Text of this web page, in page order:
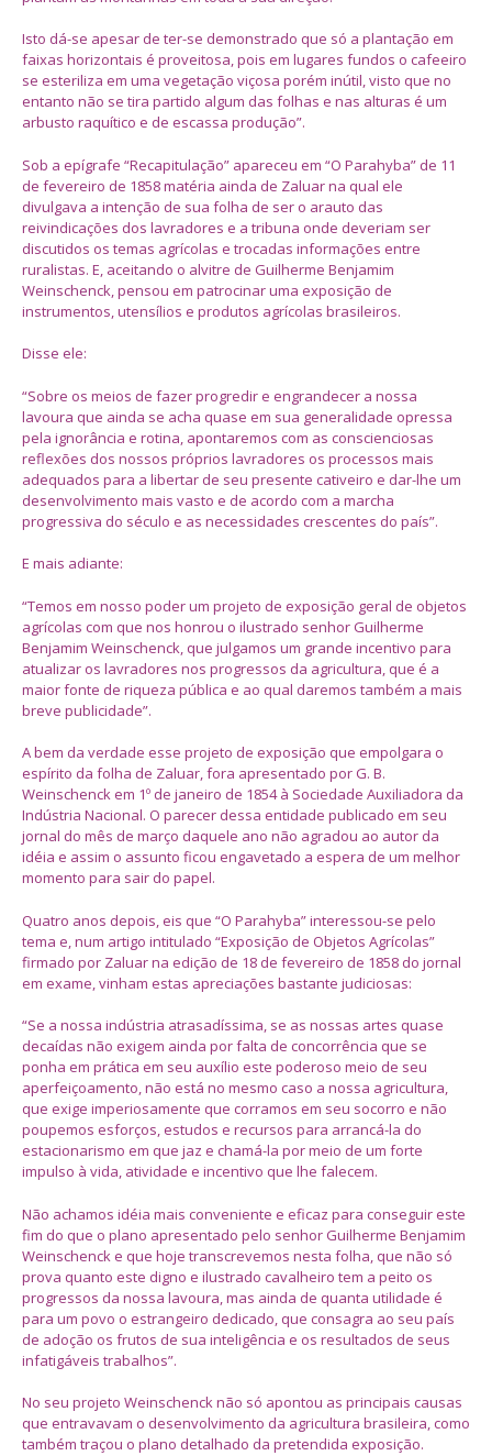
Isto dá-se apesar de ter-se demonstrado que só a plantação em
faixas horizontais é proveitosa, pois em lugares fundos o cafeeiro
se esteriliza em uma vegetação viçosa porém inútil, visto que no
entanto não se tira partido algum das folhas e nas alturas é um
arbusto raquítico e de escassa produção”.
Sob a epígrafe “Recapitulação” apareceu em “O Parahyba” de 11
de fevereiro de 1858 matéria ainda de Zaluar na qual ele
divulgava a intenção de sua folha de ser o arauto das
reivindicações dos lavradores e a tribuna onde deveriam ser
discutidos os temas agrícolas e trocadas informações entre
ruralistas. E, aceitando o alvitre de Guilherme Benjamim
Weinschenck, pensou em patrocinar uma exposição de
instrumentos, utensílios e produtos agrícolas brasileiros.
Disse ele:
“Sobre os meios de fazer progredir e engrandecer a nossa
lavoura que ainda se acha quase em sua generalidade opressa
pela ignorância e rotina, apontaremos com as conscienciosas
reflexões dos nossos próprios lavradores os processos mais
adequados para a libertar de seu presente cativeiro e dar-lhe um
desenvolvimento mais vasto e de acordo com a marcha
progressiva do século e as necessidades crescentes do país”.
E mais adiante:
“Temos em nosso poder um projeto de exposição geral de objetos
agrícolas com que nos honrou o ilustrado senhor Guilherme
Benjamim Weinschenck, que julgamos um grande incentivo para
atualizar os lavradores nos progressos da agricultura, que é a
maior fonte de riqueza pública e ao qual daremos também a mais
breve publicidade”.
A bem da verdade esse projeto de exposição que empolgara o
espírito da folha de Zaluar, fora apresentado por G. B.
Weinschenck em 1º de janeiro de 1854 à Sociedade Auxiliadora da
Indústria Nacional. O parecer dessa entidade publicado em seu
jornal do mês de março daquele ano não agradou ao autor da
idéia e assim o assunto ficou engavetado a espera de um melhor
momento para sair do papel.
Quatro anos depois, eis que “O Parahyba” interessou-se pelo
tema e, num artigo intitulado “Exposição de Objetos Agrícolas”
firmado por Zaluar na edição de 18 de fevereiro de 1858 do jornal
em exame, vinham estas apreciações bastante judiciosas:
“Se a nossa indústria atrasadíssima, se as nossas artes quase
decaídas não exigem ainda por falta de concorrência que se
ponha em prática em seu auxílio este poderoso meio de seu
aperfeiçoamento, não está no mesmo caso a nossa agricultura,
que exige imperiosamente que corramos em seu socorro e não
poupemos esforços, estudos e recursos para arrancá-la do
estacionarismo em que jaz e chamá-la por meio de um forte
impulso à vida, atividade e incentivo que lhe falecem.
Não achamos idéia mais conveniente e eficaz para conseguir este
fim do que o plano apresentado pelo senhor Guilherme Benjamim
Weinschenck e que hoje transcrevemos nesta folha, que não só
prova quanto este digno e ilustrado cavalheiro tem a peito os
progressos da nossa lavoura, mas ainda de quanta utilidade é
para um povo o estrangeiro dedicado, que consagra ao seu país
de adoção os frutos de sua inteligência e os resultados de seus
infatigáveis trabalhos”.
No seu projeto Weinschenck não só apontou as principais causas
que entravavam o desenvolvimento da agricultura brasileira, como
também traçou o plano detalhado da pretendida exposição.